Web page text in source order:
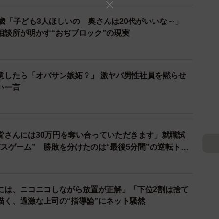
て内心穏やかではない（吉谷光平さん提供）
対に載っていない質問「今すぐ100万円つくれ
「子ども3人ほしいの 奥さんは20代がいいな～」
所が明かす“おぢブロック”の現実
したら「オバサン嫉妬？」 激ヤバ男性社員を黙らせ
一言
さんには30万円を奪い合っていただきます」就職試
ゲーム” 勝敗を分けたのは“最後5分間”の逆転トー
は、ニコニコしながら放置が正解」「下位2割は捨て
、過激な上司の“指導論”にネット騒然